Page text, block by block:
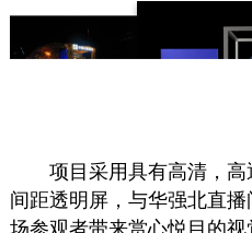
项目采用具有高清，高
间距透明屏，与华强北直
场参观者带来赏心悦目的视